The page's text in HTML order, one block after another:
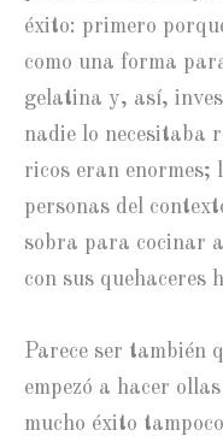
éxito: primero
como una forma
gelatina y, así,
nadie lo necesitaba
ricos eran enormes;
personas del
sobra para cocinar
con sus quehaceres
Parece ser también
empezó a hacer
mucho éxito